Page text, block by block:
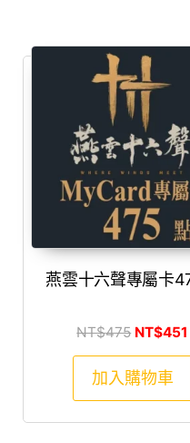
燕雲十六聲專屬卡
NT$475 原始價
NT$451
加入購物車